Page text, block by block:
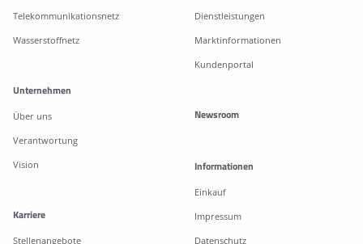
Telekommunikationsnetz
Wasserstoffnetz
Dienstleistungen
Marktinformationen
Kundenportal
Unternehmen
Über uns
Verantwortung
Vision
Karriere
Stellenangebote
Newsroom
Informationen
Einkauf
Impressum
Datenschutz